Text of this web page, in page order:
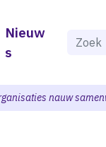
Nieuw
s
Als
nauw